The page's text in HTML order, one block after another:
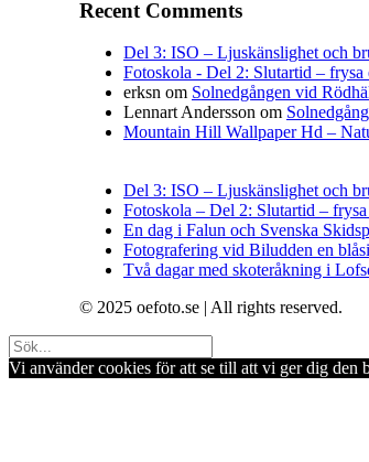
Recent Comments
Del 3: ISO – Ljuskänslighet och
Fotoskola - Del 2: Slutartid – frysa
erksn om Solnedgången vid
Lennart Andersson om
Mountain Hill Wallpaper Hd –
Del 3: ISO – Ljuskänslighet och
Fotoskola – Del 2: Slutartid –
En dag i Falun och Svenska
Fotografering vid Biludden en
Två dagar med skoteråkning i
© 2025 oefoto.se | All rights reserved.
Vi använder cookies för att se till att vi ger dig den